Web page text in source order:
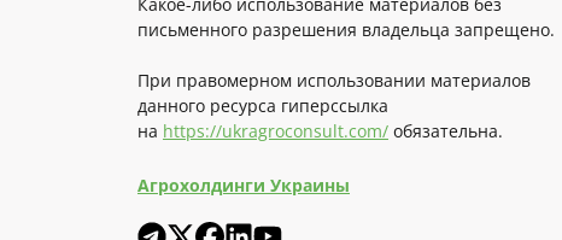
письменного разрешения владельца запрещено.
При правомерном использовании материалов
данного ресурса гиперссылка
на https://ukragroconsult.com/ обязательна.
Агрохолдинги Украины